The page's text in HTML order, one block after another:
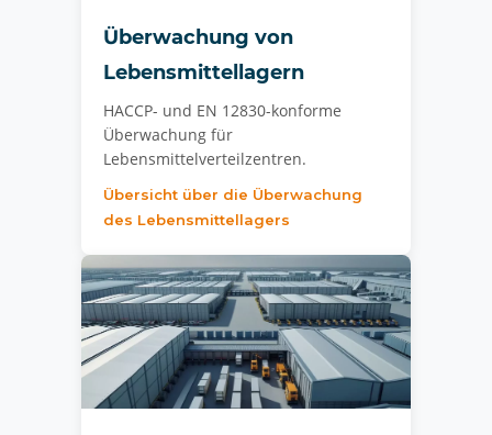
Überwachung von
Lebensmittellagern
HACCP- und EN 12830-konforme
Überwachung für
Lebensmittelverteilzentren.
Übersicht über die Überwachung
des Lebensmittellagers